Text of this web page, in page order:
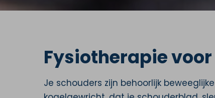
Fysiotherapie
Je schouders zijn behoorlijk